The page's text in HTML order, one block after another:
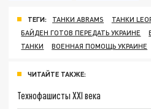
ТЕГИ: ТАНКИ ABRAMS
ТАНКИ
БАЙДЕН ГОТОВ ПЕРЕДАТЬ УКРАИНЕ
ТАНКИ
ВОЕННАЯ ПОМОЩЬ УКРАИНЕ
ЧИТАЙТЕ ТАКЖЕ:
Технофашисты XXI века